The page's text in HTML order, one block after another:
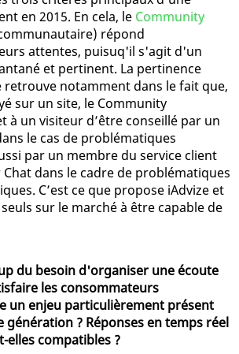
en 2015. En cela, le Community
répond
attentes, puisuq'il s'agit d'un
et pertinent. La pertinence
retrouve notamment dans le fait que,
sur un site, le Community
à un visiteur d’être conseillé par un
le cas de problématiques
par un membre du service client
dans le cadre de problématiques
C’est ce que propose iAdvize et
sur le marché à être capable de
du besoin d'organiser une écoute
les consommateurs
un enjeu particulièrement présent
génération ? Réponses en temps réel
elles compatibles ?